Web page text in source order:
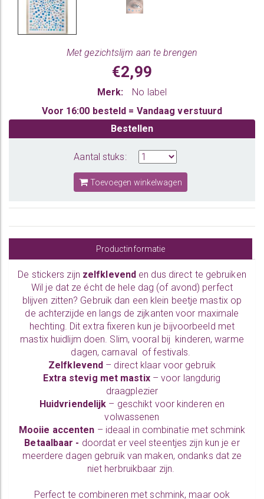
Met gezichtslijm aan te brengen
€2,99
Merk:
No label
Voor 16:00 besteld = Vandaag verstuurd
Bestellen
Aantal stuks:
Toevoegen winkelwagen
Productinformatie
De stickers zijn zelfklevend en dus direct te gebruiken
Wil je dat ze écht de hele dag (of avond) perfect
blijven zitten? Gebruik dan een klein beetje mastix op
de achterzijde en langs de zijkanten voor maximale
hechting. Dit extra fixeren kun je bijvoorbeeld met
mastix huidlijm doen. Slim, vooral bij kinderen, warme
dagen, carnaval of festivals.
Zelfklevend – direct klaar voor gebruik
Extra stevig met mastix– voor langdurig
draagplezier
Huidvriendelijk – geschikt voor kinderen en
volwassenen
Mooiie accenten – ideaal in combinatie metschmink
Betaalbaar - doordat er veel steentjes zijn kun je er
meerdere dagen gebruik van maken, ondanks dat ze
niet herbruikbaar zijn.
Perfect te combineren met schmink, maar ook